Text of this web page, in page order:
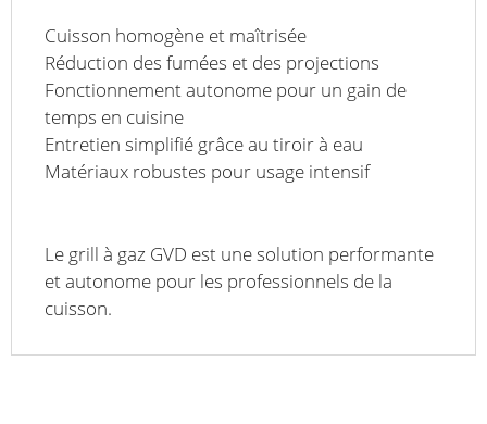
Cuisson homogène et maîtrisée
Réduction des fumées et des projections
Fonctionnement autonome pour un gain de
temps en cuisine
Entretien simplifié grâce au tiroir à eau
Matériaux robustes pour usage intensif
Le grill à gaz GVD est une solution performante
et autonome pour les professionnels de la
cuisson.